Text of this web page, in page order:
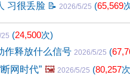
习很丢脸 📝 2026/5/25 (65,569
(24,500次)
作释放什么信号 2026/5/25 (
网时代” 🖼️ 2026/5/25 (80,257